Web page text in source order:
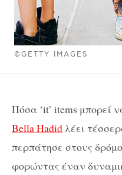
©GETTY IMAGES
Πόσα ‘it’ items μπορεί
Bella Hadid λέει
περπάτησε στους
φορώντας έναν